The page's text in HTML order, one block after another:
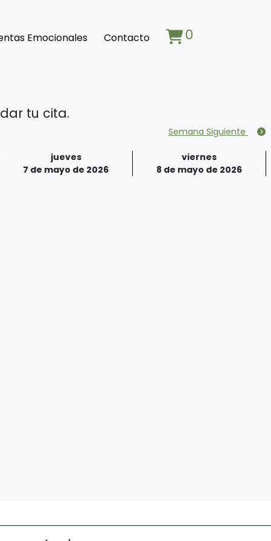
Emocionales Contacto 0
tu cita.
Semana Siguiente
jueves
7 de mayo de 2026
viernes
8 de mayo de 2026